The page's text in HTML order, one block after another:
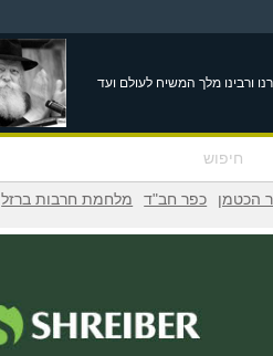
ורבינו מלך המשיח לעולם ועד
הכטמן כפר חב"ד מלחמת חרבות ברזל